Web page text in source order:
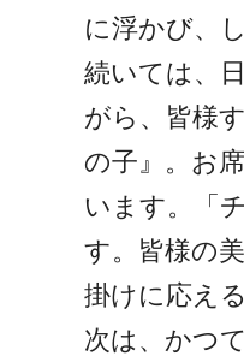
に浮かび、
続いては、
がら、皆様
の子』。お
います。「
す。皆様の
掛けに応え
次は、かつ